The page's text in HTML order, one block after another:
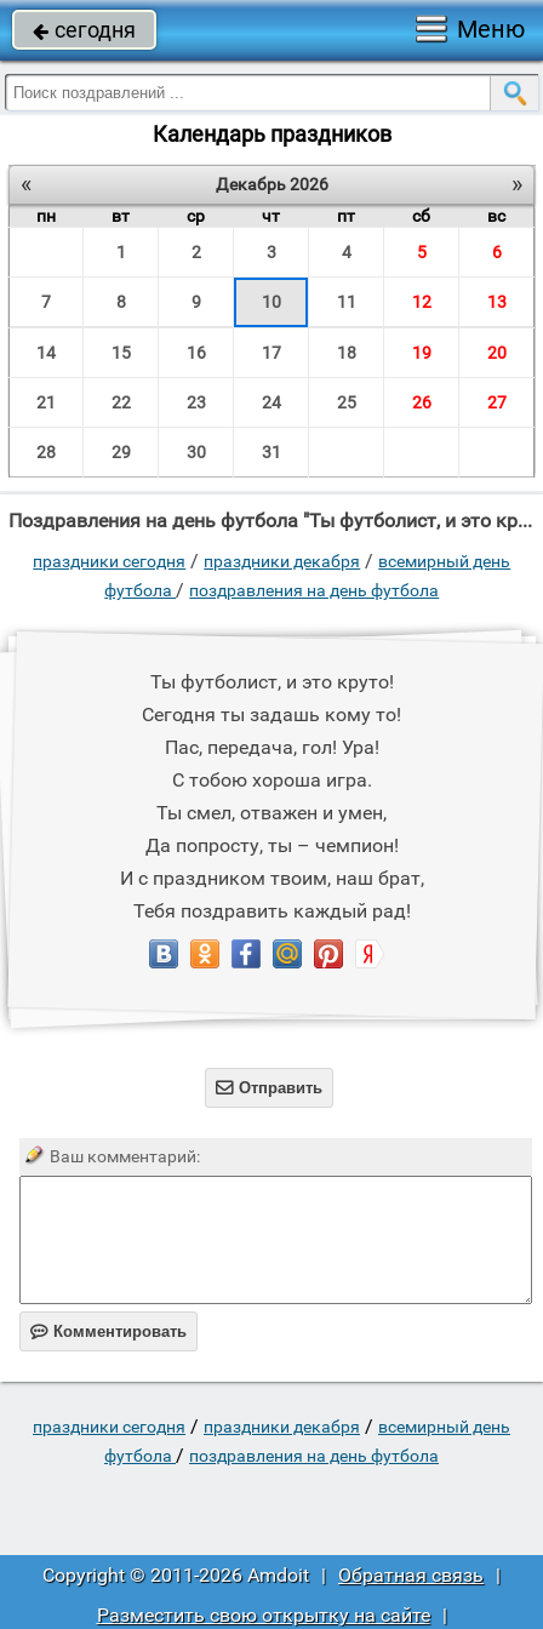
 сегодня Меню
Календарь праздников
« »
Декабрь 2026
пн
вт ср чт пт сб
вс
1
2 3 4 5 6
7 8 9 10 11 12 13
14 15 16 17 18 19 20
21 22 23 24 25 26 27
28 29 30 31
Поздравления на день футбола "Ты футболист, и это круто!"
праздники сегодня / праздники декабря / всемирный день
футбола / поздравления на день футбола
Ты футболист, и это круто!
Сегодня ты задашь кому то!
Пас, передача, гол! Ура!
С тобою хороша игра.
Ты смел, отважен и умен,
Да попросту, ты – чемпион!
И с праздником твоим, наш брат,
Тебя поздравить каждый рад!
 Отправить
Ваш комментарий:
 Комментировать
праздники сегодня / праздники декабря / всемирный день
футбола / поздравления на день футбола
Copyright © 2011-2026 Amdoit | Обратная связь |
Разместить свою открытку на сайте
|